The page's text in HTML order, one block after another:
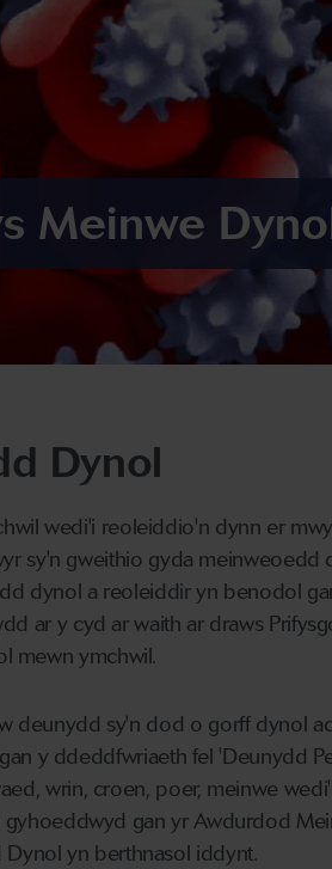
Meinwe
Dynol
wedi'i reoleiddio'n dynn er
sy'n gweithio gyda
dynol a reoleiddir yn benodol
ar y cyd ar waith ar draws
mewn ymchwil.
sy'n dod o gorff dynol
y ddeddfwriaeth fel 'Deunydd
wrin, croen, poer, meinwe
gan yr Awdurdod
yn berthnasol iddynt.